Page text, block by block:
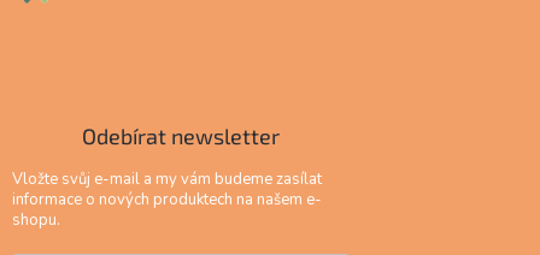
Odebírat newsletter
Vložte svůj e-mail a my vám budeme zasílat
informace o nových produktech na našem e-
shopu.